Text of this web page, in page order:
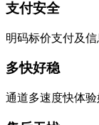
支付安全
明码标价支付及
多快好稳
通道多速度快体